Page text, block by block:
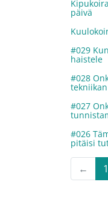
päivä
#029
haistele
#028
#027
#026
pitäisi
← 1